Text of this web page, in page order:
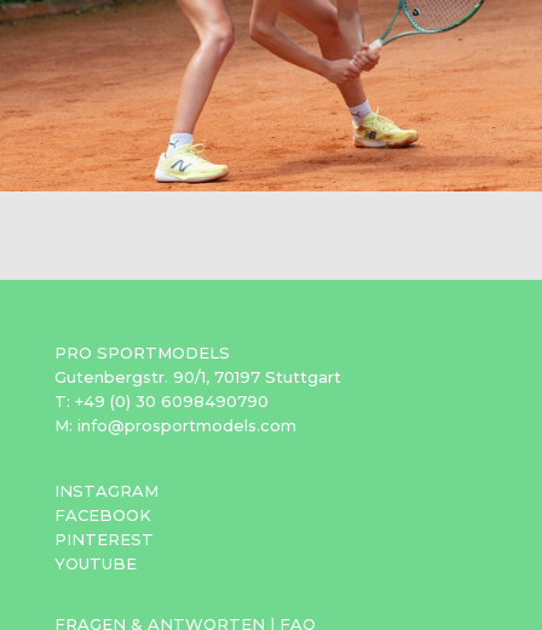
PRO SPORTMODELS
Gutenbergstr. 90/1, 70197 Stuttgart
T: +49 (0) 30 6098490790
M: info@prosportmodels.com
INSTAGRAM
FACEBOOK
PINTEREST
YOUTUBE
FRAGEN & ANTWORTEN | FAQ